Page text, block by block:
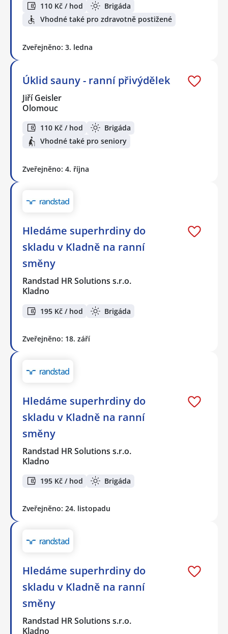
110 Kč / hod
Brigáda
Vhodné také pro zdravotně postižené
Zveřejněno: 3. ledna
Úklid sauny - ranní přivýdělek
Jiří Geisler
Olomouc
110 Kč / hod
Brigáda
Vhodné také pro seniory
Zveřejněno: 4. října
Hledáme superhrdiny do
skladu v Kladně na ranní
směny
Randstad HR Solutions s.r.o.
Kladno
195 Kč / hod Brigáda
Zveřejněno: 18. září
Hledáme superhrdiny do
skladu v Kladně na ranní
směny
Randstad HR Solutions s.r.o.
Kladno
195 Kč / hod Brigáda
Zveřejněno: 24. listopadu
Hledáme superhrdiny do
skladu v Kladně na ranní
směny
Randstad HR Solutions s.r.o.
Kladno